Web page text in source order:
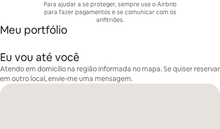
Para ajudar a se proteger, sempre use o Airbnb
para fazer pagamentos e se comunicar com os
anfitriões.
Meu portfólio
Eu vou até você
Atendo em domicílio na região informada no mapa. Se quiser reservar
em outro local, envie-me uma mensagem.